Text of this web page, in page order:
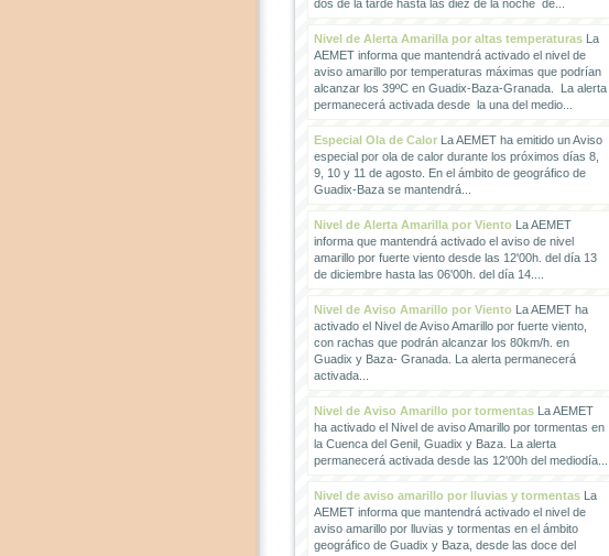
dos de la tarde hasta las diez de la noche de...
Nivel de Alerta Amarilla por altas temperaturasLa
AEMET informa que mantendrá activado el nivel de
aviso amarillo por temperaturas máximas que podrían
alcanzar los 39ºC en Guadix-Baza-Granada. La alerta
permanecerá activada desde la una del medio...
Especial Ola de CalorLa AEMET ha emitido un Aviso
especial por ola de calor durante los próximos días 8,
9, 10 y 11 de agosto. En el ámbito de geográfico de
Guadix-Baza se mantendrá...
Nivel de Alerta Amarilla por VientoLa AEMET
informa que mantendrá activado el aviso de nivel
amarillo por fuerte viento desde las 12'00h. del día 13
de diciembre hasta las 06'00h. del día 14....
Nivel de Aviso Amarillo por VientoLa AEMET ha
activado el Nivel de Aviso Amarillo por fuerte viento,
con rachas que podrán alcanzar los 80km/h. en
Guadix y Baza- Granada. La alerta permanecerá
activada...
Nivel de Aviso Amarillo por tormentasLa AEMET
ha activado el Nivel de aviso Amarillo por tormentas en
la Cuenca del Genil, Guadix y Baza. La alerta
permanecerá activada desde las 12'00h del mediodía...
Nivel de aviso amarillo por lluvias y tormentasLa
AEMET informa que mantendrá activado el nivel de
aviso amarillo por lluvias y tormentas en el ámbito
geográfico de Guadix y Baza, desde las doce del